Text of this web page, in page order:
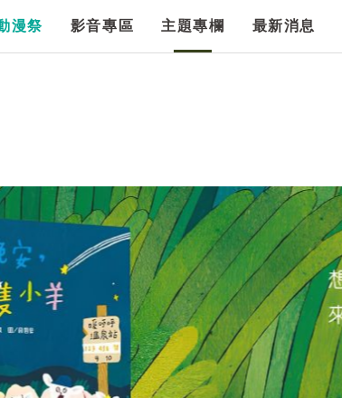
漫祭 影音專區 主題專欄 最新消息